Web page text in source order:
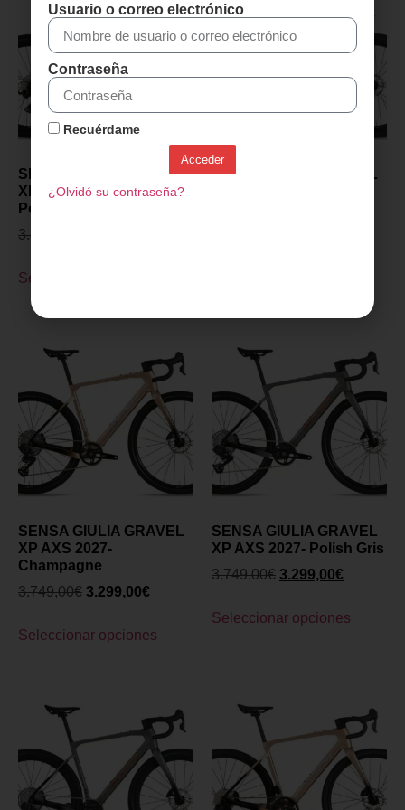
SENSA GIULIA GRAVEL
XP PROJECT Z 2027-
Polish Gris
3.299,00
Seleccionar opciones
SENSA GIULIA GRAVEL
SENSA GIULIA GRAVEL
XP AXS 2027-
Champagne
3.749,00€ 3.299,00€
Seleccionar opciones
SENSA GIULIA GRAVEL
XP AXS 2027- Polish Gris
3.749,00€ 3.299,00€
Seleccionar opciones
Usuario o correo electrónico
Contraseña
Recuérdame
Acceder
¿Olvidó su contraseña?